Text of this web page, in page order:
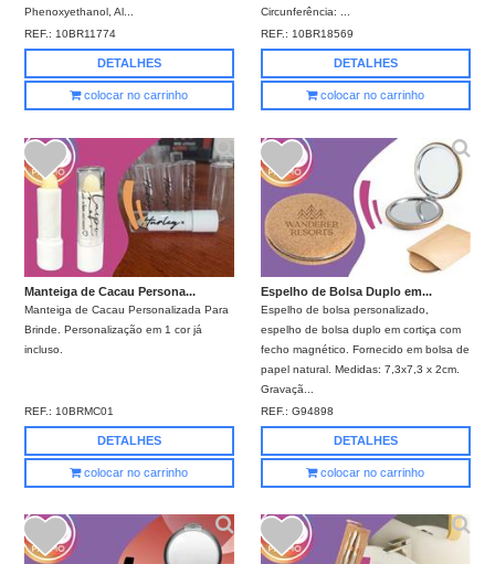
Phenoxyethanol, Al...
REF.:10BR11774
DETALHES
colocar no carrinho
Circunferência: ...
REF.:10BR18569
DETALHES
colocar no carrinho
Manteiga de Cacau Persona...
Manteiga de Cacau Personalizada Para
Brinde. Personalização em 1 cor já
incluso.
REF.: 10BRMC01
DETALHES
colocar no carrinho
Espelho de Bolsa Duplo em...
Espelho de bolsa personalizado,
espelho de bolsa duplo em cortiça com
fecho magnético. Fornecido em bolsa de
papel natural. Medidas: 7,3x7,3 x 2cm.
Gravaçã...
REF.:G94898
DETALHES
colocar no carrinho